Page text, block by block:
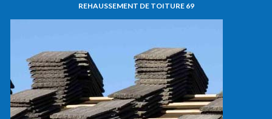
REHAUSSEMENT DE TOITURE 69